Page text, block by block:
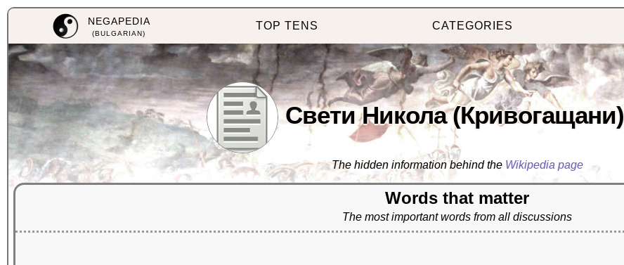
NEGAPEDIA
(BULGARIAN)
TOP TENS CATEGORIES
Свети Никола (Кривогащани)
The hidden information behind the Wikipedia page
Words that matter
The most important words from all discussions